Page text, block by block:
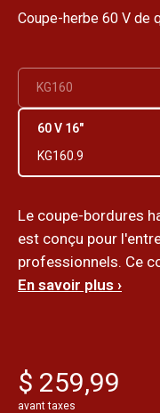
Coupe-herbe 60 V de
KG160
60 V 16"
KG160.9
Le coupe-bordures
est conçu pour
professionnels. Ce
En savoir plus ›
$ 259,99
avant taxes